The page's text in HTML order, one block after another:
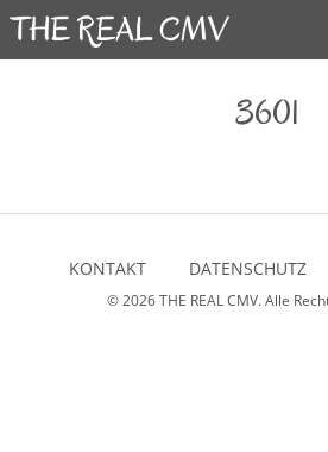
3601
KONTAKT DATENSCHUTZ
© 2026THE REAL CMV. Alle